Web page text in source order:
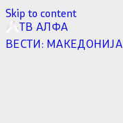
Skip to content
ТВ АЛФА
ВЕСТИ: МАКЕДОНИЈА